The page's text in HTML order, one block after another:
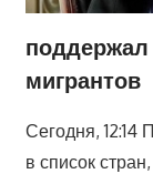
поддержал
мигрантов
Сегодня,
в список